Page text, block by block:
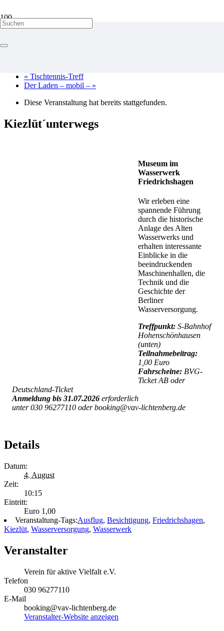
« Tischtennis-Treff
Der Laden – mobil – »
Diese Veranstaltung hat bereits stattgefunden.
Kiezlüt´unterwegs
Museum im
Wasserwerk
Friedrichshagen
Wir erleben eine
spannende Führung
durch die historische
Anlage des Alten
Wasserwerks und
erhalten interessante
Einblicke in die
beeindruckenden
Maschinenhallen, die
Technik und die
Geschichte der
Berliner
Wasserversorgung.
Treffpunkt: S-Bahnhof
Hohenschönhausen
(unten)
Teilnahmebeitrag:
1,00 Euro
Fahrscheine: BVG-
Ticket AB oder
Deutschland-Ticket
Anmeldung bis 31.07.2026 erforderlich
unter 030 96277110 oder booking@vav-lichtenberg.de
Details
Datum:
4. August
Zeit:
10:15
Eintritt:
Euro 1,00
Veranstaltung-Tags:Ausflug, Besichtigung, Friedrichshagen,
Kiezlüt, Wasserversorgung, Wasserwerk
Veranstalter
Verein für aktive Vielfalt e.V.
Telefon
030 96277110
E-Mail
booking@vav-lichtenberg.de
Veranstalter-Website anzeigen